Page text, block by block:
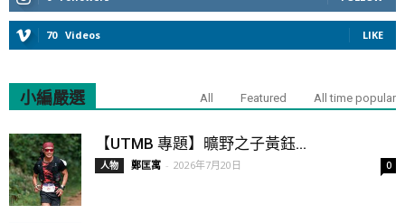
70 Videos LIKE
小編嚴選 All Featured All time popular
【UTMB 專題】曠野之子黃鈺...
人物 鄭匡寓 - 2026年7月20日 0